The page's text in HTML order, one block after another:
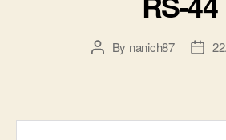
PostBy nanich87
Post